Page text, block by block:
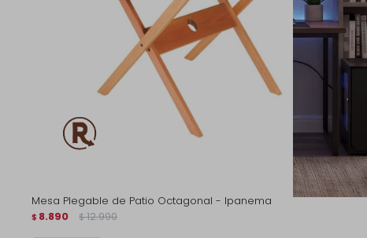
Mesa Plegable de Patio Octagonal - Ipanema
$ 8.890 $ 12.990